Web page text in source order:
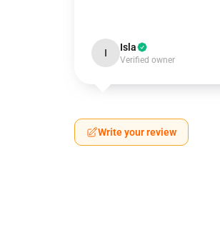
I Isla
Verified owner
Write your review